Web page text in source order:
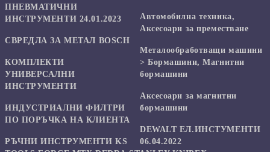
ПНЕВМАТИЧНИ
ИНСТРУМЕНТИ 24.01.2023
СВРЕДЛА ЗА МЕТАЛ BOSCH
КОМПЛЕКТИ
УНИВЕРСАЛНИ
ИНСТРУМЕНТИ
ИНДУСТРИАЛНИ ФИЛТРИ
ПО ПОРЪЧКА НА КЛИЕНТА
РЪЧНИ ИНСТРУМЕНТИ KS
Автомобилна техника,
Аксесоари за преместване
Mеталообработващи машини
> Бормашини, Магнитни
бормашини
Аксесоари за магнитни
бормашини
DEWALT ЕЛ.ИНСТУМЕНТИ
06.04.2022